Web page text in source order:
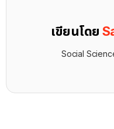
เขียนโดย
Social